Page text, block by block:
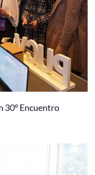
30° Encuentro